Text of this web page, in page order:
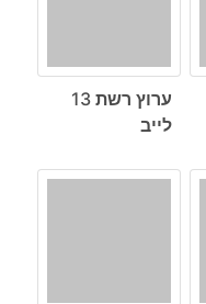
ערוץ רשת 13
לייב